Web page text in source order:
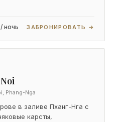
ночь ЗАБРОНИРОВАТЬ →
Phang-Nga
в заливе Пханг-Нга с
карсты,